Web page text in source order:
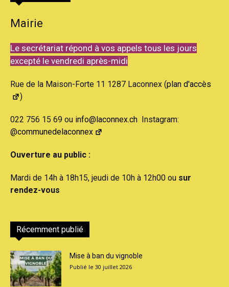
Mairie
Le secrétariat répond à vos appels tous les jours
excepté le vendredi après-midi
Rue de la Maison-Forte 11 1287 Laconnex (plan d'accès
)
022 756 15 69 ou info@laconnex.ch Instagram:
@communedelaconnex
Ouverture au public :
Mardi de 14h à 18h15, jeudi de 10h à 12h00 ou sur
rendez-vous
Récemment publié
Mise à ban du vignoble
30 juillet 2026